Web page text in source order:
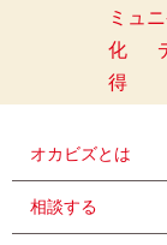
ミュ
化
得
オカビズとは
相談する